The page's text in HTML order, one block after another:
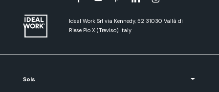
Ideal Work Srl via Kennedy, 52 31030 Vallà di
Riese Pio X (Treviso) Italy
Sols